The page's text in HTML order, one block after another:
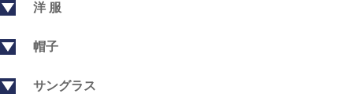
洋 服
帽子
サングラス